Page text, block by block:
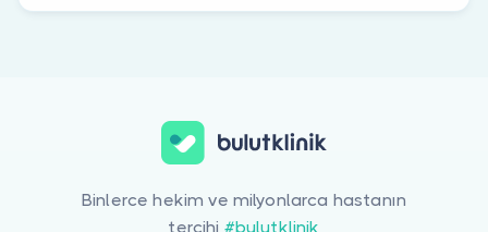
Binlerce hekim ve milyonlarca hastanın
tercihi #bulutklinik